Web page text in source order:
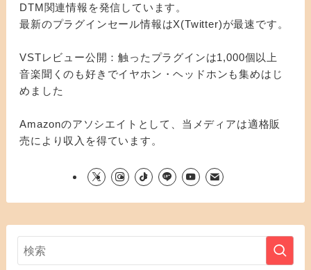
DTM関連情報を発信しています。
最新のプラグインセール情報はX(Twitter)が最速です。
VSTレビュー公開：触ったプラグインは1,000個以上
音楽聞くのも好きでイヤホン・ヘッドホンも集めはじ
めました
Amazonのアソシエイトとして、当メディアは適格販
売により収入を得ています。